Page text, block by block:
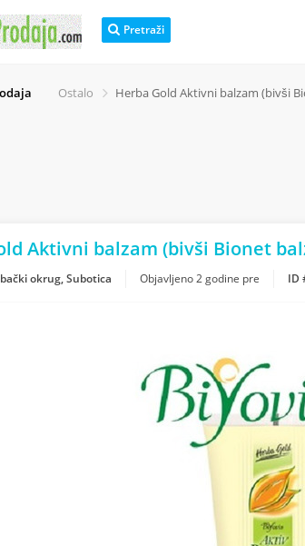
Pretraži
Ostalo Herba Gold Aktivni balzam (bivši
Aktivni balzam (bivši Bionet
okrug, Subotica Objavljeno2 godine pre ID